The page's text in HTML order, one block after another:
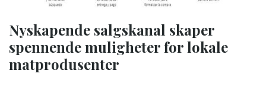
Nyskapende salgskanal skaper
spennende muligheter for lokale
matprodusenter